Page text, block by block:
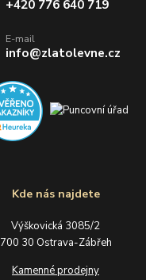
Kde nás najdete
Výškovická 3085/2
700 30 Ostrava-Zábřeh
Kamenné prodejny
+420 776 640 719
E-mail
info@zlatolevne.cz